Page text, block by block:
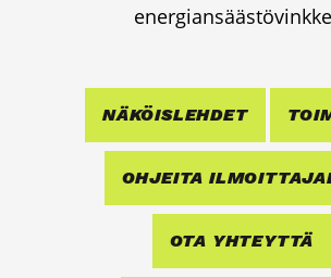
NÄKÖIS­LEH­DET
OHJEI­TA
OTA YHTEYT­TÄ